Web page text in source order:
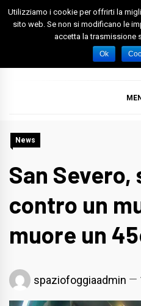
Skip
Spazio
Foggia News Calcio
News
San Severo,
contro un
muore un
spaziofoggiaadmin
Utilizziamo i cookie per offrirti la
sito web. Se non si modificano le
accetta la trasmissione
Ok